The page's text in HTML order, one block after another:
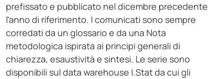
prefissato e pubblicato nel dicembre precedente
l'anno di riferimento. I comunicati sono sempre
corredati da un glossario e da una Nota
metodologica ispirata ai principi generali di
chiarezza, esaustività e sintesi. Le serie sono
disponibili sul data warehouse I.Stat da cui gli